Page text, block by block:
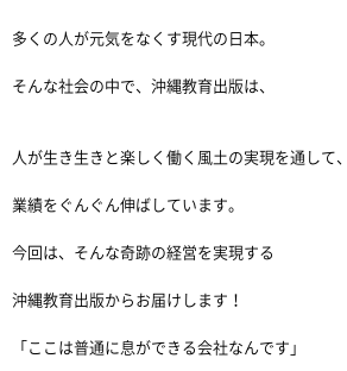
多くの人が元気をなくす現代の日本。
そんな社会の中で、沖縄教育出版は、
人が生き生きと楽しく働く風土の実現を通して、
業績をぐんぐん伸ばしています。
今回は、そんな奇跡の経営を実現する
沖縄教育出版からお届けします！
「ここは普通に息ができる会社なんです」